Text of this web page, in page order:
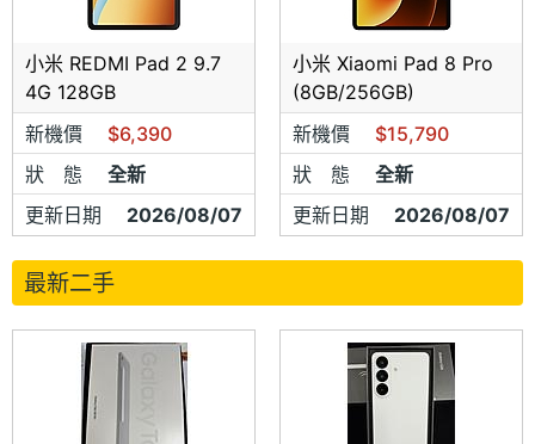
小米 REDMI Pad 2 9.7
4G 128GB
新機價
$6,390
狀 態
全新
更新日期
2026/08/07
小米 Xiaomi Pad 8 Pro
(8GB/256GB)
新機價
$15,790
狀 態
全新
更新日期
2026/08/07
最新二手